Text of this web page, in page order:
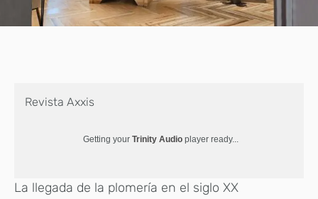
Revista Axxis
Getting your Trinity Audio player ready...
La llegada de la plomería en el siglo XX